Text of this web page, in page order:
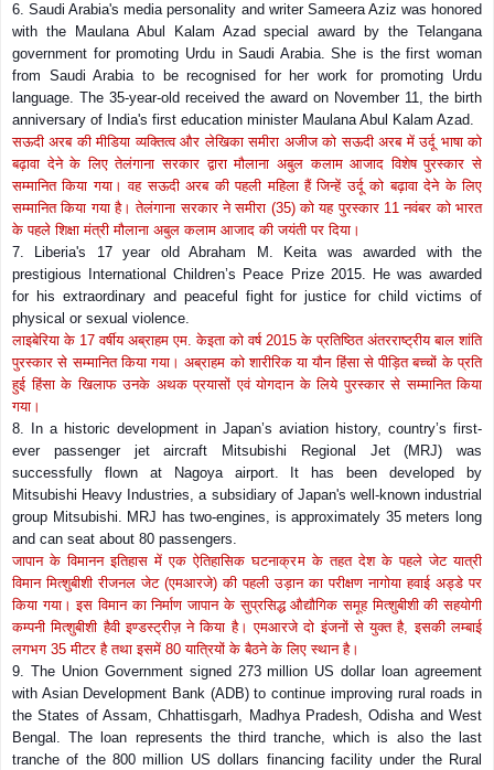
6. Saudi Arabia's media personality and writer Sameera Aziz was honored
with the Maulana Abul Kalam Azad special award by the Telangana
government for promoting Urdu in Saudi Arabia. She is the first woman
from Saudi Arabia to be recognised for her work for promoting Urdu
language. The 35-year-old received the award on November 11, the birth
anniversary of India's first education minister Maulana Abul Kalam Azad.
सऊदी अरब की मीडिया व्यक्तित्व और लेखिका समीरा अजीज को सऊदी अरब में उर्दू भाषा को
बढ़ावा देने के लिए तेलंगाना सरकार द्वारा मौलाना अबुल कलाम आजाद विशेष पुरस्कार से
सम्मानित किया गया। वह सऊदी अरब की पहली महिला हैं जिन्हें उर्दू को बढ़ावा देने के लिए
सम्मानित किया गया है। तेलंगाना सरकार ने समीरा (35)को यह पुरस्कार 11नवंबर को भारत
के पहले शिक्षा मंत्री मौलाना अबुल कलाम आजाद की जयंती पर दिया।
7. Liberia's 17 year old Abraham M. Keita was awarded with the
prestigious International Children’s Peace Prize 2015. He was awarded
for his extraordinary and peaceful fight for justice for child victims of
physical or sexual violence.
लाइबेरिया के 17वर्षीय अब्राहम एम. केइता को वर्ष 2015के प्रतिष्ठित अंतरराष्ट्रीय बाल शांति
पुरस्कार से सम्मानित किया गया। अब्राहम को शारीरिक या यौन हिंसा से पीड़ित बच्चों के प्रति
हुई हिंसा के खिलाफ उनके अथक प्रयासों एवं योगदान के लिये पुरस्कार से सम्मानित किया
गया।
8. In a historic development in Japan’s aviation history, country’s first-
ever passenger jet aircraft Mitsubishi Regional Jet (MRJ) was
successfully flown at Nagoya airport. It has been developed by
Mitsubishi Heavy Industries, a subsidiary of Japan's well-known industrial
group Mitsubishi. MRJ has two-engines, is approximately 35 meters long
and can seat about 80 passengers.
जापान के विमानन इतिहास में एक ऐतिहासिक घटनाक्रम के तहत देश के पहले जेट यात्री
विमान मित्शुबीशी रीजनल जेट (एमआरजे) की पहली उड़ान का परीक्षण नागोया हवाई अड्डे पर
किया गया। इस विमान का निर्माण जापान के सुप्रसिद्ध औद्यौगिक समूह मित्शुबीशी की सहयोगी
कम्पनी मित्शुबीशी हैवी इण्डस्ट्रीज़ ने किया है। एमआरजे दो इंजनों से युक्त है,इसकी लम्बाई
लगभग 35मीटर है तथा इसमें 80यात्रियों के बैठने के लिए स्थान है।
9. The Union Government signed 273 million US dollar loan agreement
with Asian Development Bank (ADB) to continue improving rural roads in
the States of Assam, Chhattisgarh, Madhya Pradesh, Odisha and West
Bengal. The loan represents the third tranche, which is also the last
tranche of the 800 million US dollars financing facility under the Rural